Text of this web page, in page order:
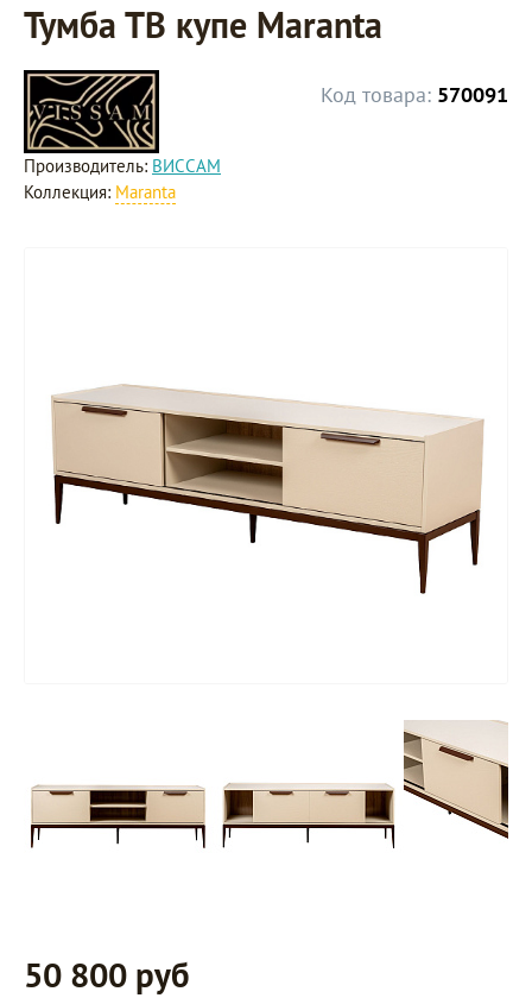
Тумба ТВ купе Maranta
Код товара: 570091
Производитель: ВИССАМ
Коллекция: Maranta
50 800 руб